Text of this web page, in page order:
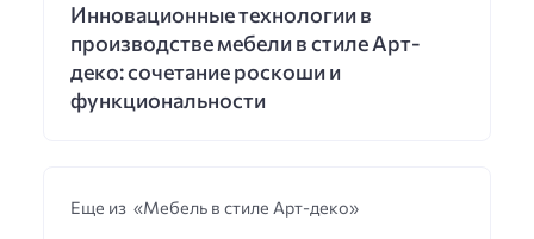
Инновационные технологии в
производстве мебели в стиле Арт-
деко: сочетание роскоши и
функциональности
Еще из «Мебель в стиле Арт-деко»